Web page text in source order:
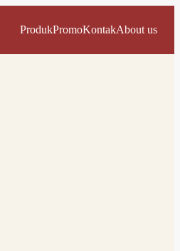
ProdukPromoKontakAbout us